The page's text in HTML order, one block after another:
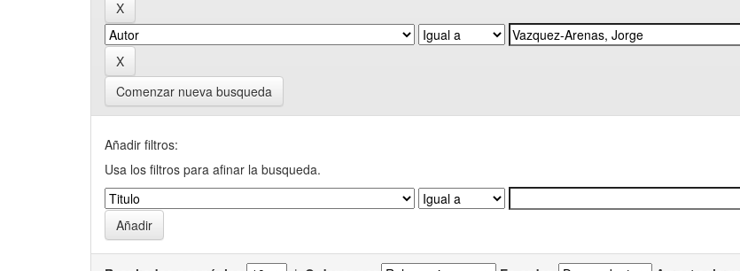
Comenzar nueva busqueda
Añadir filtros:
Usa los filtros para afinar la busqueda.